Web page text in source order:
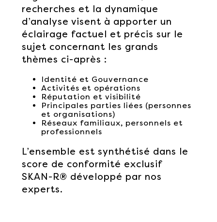
recherches et la dynamique
d’analyse visent à apporter un
éclairage factuel et précis sur le
sujet concernant les grands
thèmes ci-après :
Identité et Gouvernance
Activités et opérations
Réputation et visibilité
Principales parties liées (personnes
et organisations)
Réseaux familiaux, personnels et
professionnels
L’ensemble est synthétisé dans le
score de conformité exclusif
SKAN-R® développé par nos
experts.